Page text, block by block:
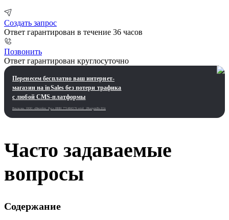
Создать запрос
Ответ гарантирован в течение 36 часов
Позвонить
Ответ гарантирован круглосуточно
Перенесем бесплатно ваш интернет-
магазин на inSales без потери трафика
с любой CMS-платформы
Реклама. ООО «Инсейлс Рус»‎ ИНН 771484376 erid: 2RanymBvZGt
Часто задаваемые
вопросы
Содержание